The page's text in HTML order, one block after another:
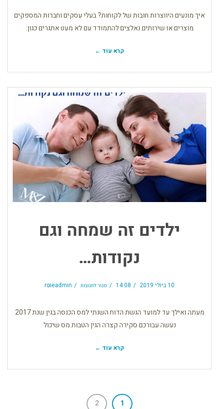
קצה
המזלג
איך מונעים היווצרות חובות של לקוחות? בעלי עסקים וחברות המספקים
מוצרים או שירותים נאלצים להתמודד עם לא מעט אתגרים כגון:
קרא עוד ←
ילדים זה שמחה וגם
נקודות…
10 ביולי 2019 14:08 סגור לתגובות ילדיםroieadmin
מעתה ואילך עד למועד הגשת הדוח השנתי למס הכנסה בגין שנת 2017
נעשה עבורכם סקירה קצרה הגין הטבות מס שיכול
קרא עוד ←
1
2